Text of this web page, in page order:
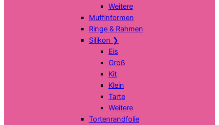
Weitere
Muffinformen
Ringe & Rahmen
Silikon ❯
Eis
Groß
Kit
Klein
Tarte
Weitere
Tortenrandfolie